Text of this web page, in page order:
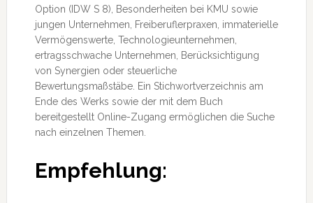
Option (IDW S 8), Besonderheiten bei KMU sowie
jungen Unternehmen, Freiberuflerpraxen, immaterielle
Vermögenswerte, Technologieunternehmen,
ertragsschwache Unternehmen, Berücksichtigung
von Synergien oder steuerliche
Bewertungsmaßstäbe. Ein Stichwortverzeichnis am
Ende des Werks sowie der mit dem Buch
bereitgestellt Online-Zugang ermöglichen die Suche
nach einzelnen Themen.
Empfehlung: